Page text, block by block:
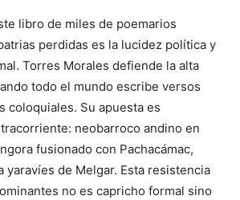
libro de miles de poemarios
perdidas es la lucidez política y
Torres Morales defiende la alta
todo el mundo escribe versos
coloquiales. Su apuesta es
neobarroco andino en
fusionado con Pachacámac,
yaravíes de Melgar. Esta resistencia
no es capricho formal sino